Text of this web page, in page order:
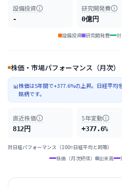
設備投資
-
研究開発費
0億円
設備投資 研究開発費
株価・市場パフォーマンス（月次）
📊株価は5年間で+377.6%の上昇。日経平均
銘柄です。
直近株価
812円
5年変動
+377.6%
対日経パフォーマンス（100=日経平均と同等）
株価（月次終値）
出来高